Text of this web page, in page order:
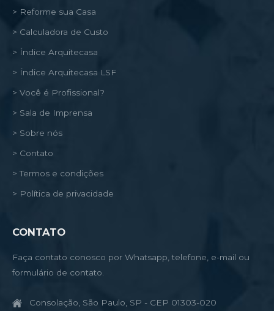
> Reforme sua Casa
> Calculadora de Custo
> Índice Arquitecasa
> Índice Arquitecasa LSF
> Você é Profissional?
> Sala de Imprensa
> Sobre nós
> Contato
> Termos e condições
> Política de privacidade
CONTATO
Faça contato conosco por Whatsapp, telefone, e-mail ou
formulário de contato.
Consolação, São Paulo, SP - CEP 01303-020